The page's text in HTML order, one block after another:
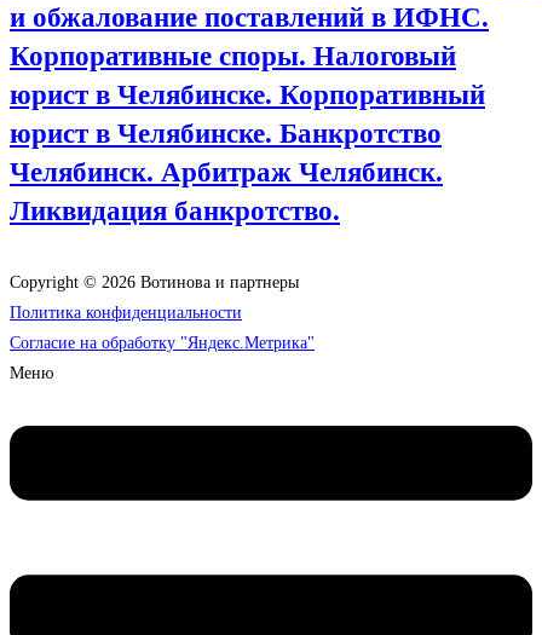
и обжалование поставлений в ИФНС.
Корпоративные споры. Налоговый
юрист в Челябинске. Корпоративный
юрист в Челябинске. Банкротство
Челябинск. Арбитраж Челябинск.
Ликвидация банкротство.
Copyright © 2026 Вотинова и партнеры
Политика конфиденциальности
Согласие на обработку "Яндекс.Метрика"
Меню